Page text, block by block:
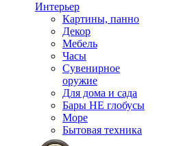
Интерьер
Картины, панно
Декор
Мебель
Часы
Сувенирное
оружие
Для дома и сада
Бары НЕ глобусы
Море
Бытовая техника